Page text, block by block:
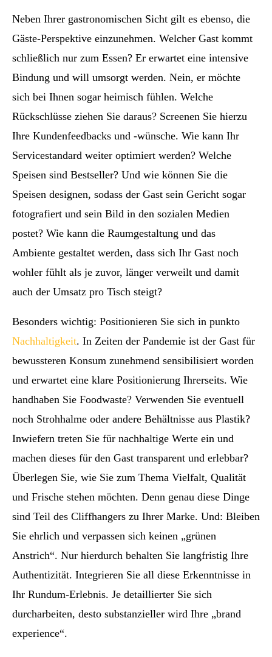
Neben Ihrer gastronomischen Sicht gilt es ebenso, die
Gäste-Perspektive einzunehmen. Welcher Gast kommt
schließlich nur zum Essen? Er erwartet eine intensive
Bindung und will umsorgt werden. Nein, er möchte
sich bei Ihnen sogar heimisch fühlen. Welche
Rückschlüsse ziehen Sie daraus? Screenen Sie hierzu
Ihre Kundenfeedbacks und -wünsche. Wie kann Ihr
Servicestandard weiter optimiert werden? Welche
Speisen sind Bestseller? Und wie können Sie die
Speisen designen, sodass der Gast sein Gericht sogar
fotografiert und sein Bild in den sozialen Medien
postet? Wie kann die Raumgestaltung und das
Ambiente gestaltet werden, dass sich Ihr Gast noch
wohler fühlt als je zuvor, länger verweilt und damit
auch der Umsatz pro Tisch steigt?
Besonders wichtig: Positionieren Sie sich in punkto
Nachhaltigkeit. In Zeiten der Pandemie ist der Gast für
bewussteren Konsum zunehmend sensibilisiert worden
und erwartet eine klare Positionierung Ihrerseits. Wie
handhaben Sie Foodwaste? Verwenden Sie eventuell
noch Strohhalme oder andere Behältnisse aus Plastik?
Inwiefern treten Sie für nachhaltige Werte ein und
machen dieses für den Gast transparent und erlebbar?
Überlegen Sie, wie Sie zum Thema Vielfalt, Qualität
und Frische stehen möchten. Denn genau diese Dinge
sind Teil des Cliffhangers zu Ihrer Marke. Und: Bleiben
Sie ehrlich und verpassen sich keinen „grünen
Anstrich“. Nur hierdurch behalten Sie langfristig Ihre
Authentizität. Integrieren Sie all diese Erkenntnisse in
Ihr Rundum-Erlebnis. Je detaillierter Sie sich
durcharbeiten, desto substanzieller wird Ihre „brand
experience“.